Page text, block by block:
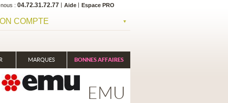
04.72.31.72.77 Aide Espace PRO
COMPTE
MARQUES BONNES AFFAIRES
EMU